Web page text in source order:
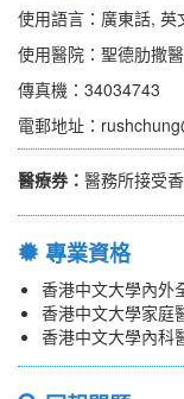
使用語言：廣東話, 英
使用醫院：聖德肋撒
傳真機：34034743
電郵地址：
醫療券： 醫務所接受
專業資格
香港中文大學內外
香港中文大學家庭
香港中文大學內科